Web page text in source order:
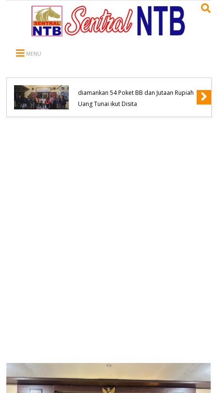
MENU
diamankan 54 Poket BB dan Jutaan Rupiah
Uang Tunai ikut Disita